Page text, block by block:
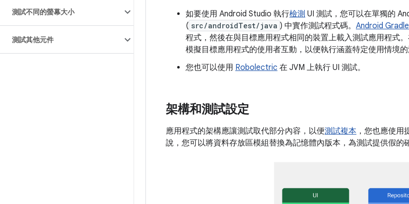
測試不同的螢幕大小
測試其他元件
如要使用 Android Studio 執行檢測 UI 測試，您可以在單獨的
( src/androidTest/java ) 中實作測試程式碼。 Android
程式，然後在與目標應用程式相同的裝置上載入測試應用程式
模擬目標應用程式的使用者互動，以便執行涵蓋特定使用情境的
您也可以使用 Robolectric 在 JVM 上執行 UI 測試。
架構和測試設定
應用程式的架構應讓測試取代部分內容，以便測試複本 ，您也應使
說，您可以將資料存放區模組替換為記憶體內版本，為測試提供假的